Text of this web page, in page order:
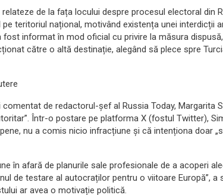
de la fața locului despre procesul electoral din
teritoriul național, motivând existența unei interdicții
fost informat în mod oficial cu privire la măsura
către o altă destinație, alegând să plece spre
de redactorul-șef al Russia Today, Margarita
Într-o postare pe platforma X (fostul Twitter),
nu a comis nicio infracțiune și că intenționa doar
în afară de planurile sale profesionale de a acoperi
de testare al autocraților pentru o viitoare Europă”, a
ar avea o motivație politică.